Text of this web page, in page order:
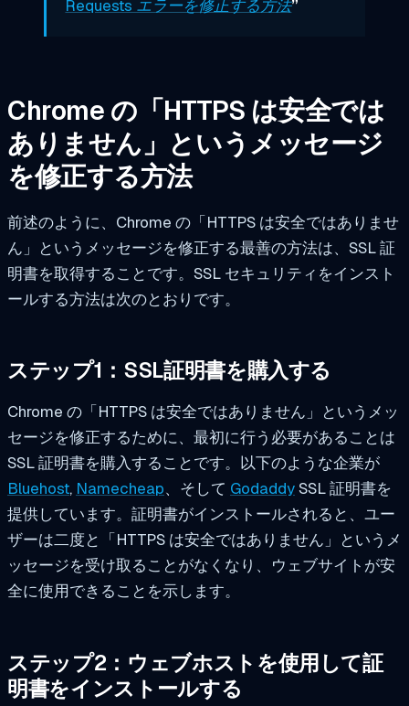
Requests エラーを修正する方法”
Chrome の「HTTPS は安全では
ありません」というメッセージ
を修正する方法
前述のように、Chrome の「HTTPS は安全ではありませ
ん」というメッセージを修正する最善の方法は、SSL 証
明書を取得することです。SSL セキュリティをインスト
ールする方法は次のとおりです。
ステップ1：SSL証明書を購入する
Chrome の「HTTPS は安全ではありません」というメッ
セージを修正するために、最初に行う必要があることは
SSL 証明書を購入することです。以下のような企業が
Bluehost, Namecheap、そして GodaddySSL 証明書を
提供しています。証明書がインストールされると、ユー
ザーは二度と「HTTPS は安全ではありません」というメ
ッセージを受け取ることがなくなり、ウェブサイトが安
全に使用できることを示します。
ステップ2：ウェブホストを使用して証
明書をインストールする